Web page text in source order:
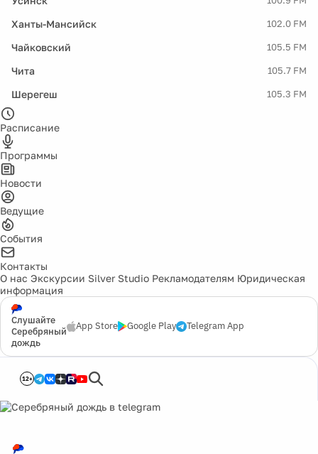
Ханты-Мансийск 102.0 FM
Чайковский 105.5 FM
Чита 105.7 FM
Шерегеш 105.3 FM
Расписание
Программы
Новости
Ведущие
События
Контакты
О нас Экскурсии Silver Studio Рекламодателям Юридическая
информация
Слушайте
Серебряный
дождь
App Store Google Play Telegram App
12+